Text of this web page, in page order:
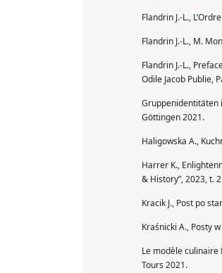
Flandrin J.-L.,
Flandrin J.-L., M.
Flandrin J.-L.,
Odile Jacob Publie,
Gruppenidentitäten
Göttingen 2021.
Haligowska A.,
Harrer K.,
& History”, 2023, t.
Kracik J., Post po
Kraśnicki A., Posty
Le modèle culinaire
Tours 2021.